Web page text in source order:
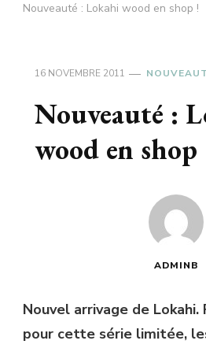
Nouveauté : Lokahi wood en shop !
16 NOVEMBRE 2011
Nouveauté :
wood en shop
ADMINB
Nouvel arrivage de Lokahi.
pour cette série limitée,